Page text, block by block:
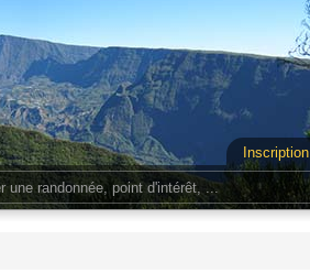
Inscription